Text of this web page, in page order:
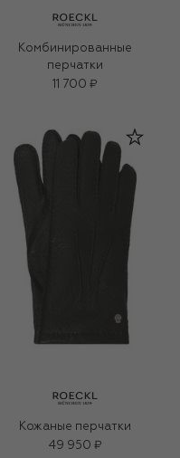
Комбинированные
перчатки
11 700 ₽
Кожаные перчатки
49 950 ₽